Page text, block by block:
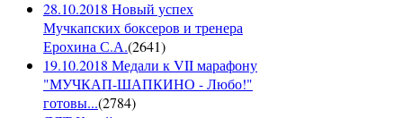
28.10.2018 Новый успех
Мучкапских боксеров и тренера
Ерохина С.А.(2641)
19.10.2018 Медали к VII марафону
"МУЧКАП-ШАПКИНО - Любо!"
готовы...(2784)